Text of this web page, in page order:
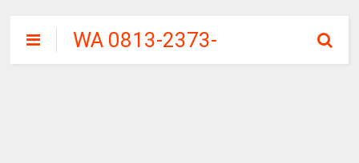
WA 0813-2373-
9973 | WALINI